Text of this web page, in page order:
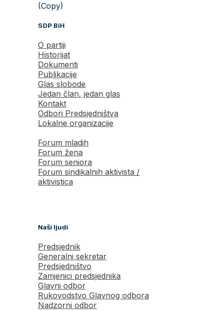
(Copy)
SDP BiH
O partiji
Historijat
Dokumenti
Publikacije
Glas slobode
Jedan član, jedan glas
Kontakt
Odbori Predsjedništva
Lokalne organizacije
Forum mladih
Forum žena
Forum seniora
Forum sindikalnih aktivista /
aktivistica
Naši ljudi
Predsjednik
Generalni sekretar
Predsjedništvo
Zamjenici predsjednika
Glavni odbor
Rukovodstvo Glavnog odbora
Nadzorni odbor